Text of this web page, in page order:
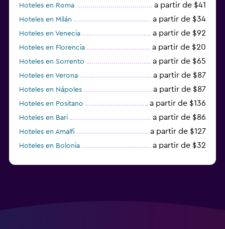
Hoteles en Roma a partir de $41
Hoteles en Milán a partir de $34
Hoteles en Venecia a partir de $92
Hoteles en Florencia a partir de $20
Hoteles en Sorrento a partir de $65
Hoteles en Verona a partir de $87
Hoteles en Nápoles a partir de $87
Hoteles en Positano a partir de $136
Hoteles en Bari a partir de $86
Hoteles en Amalfi a partir de $127
Hoteles en Bolonia a partir de $32